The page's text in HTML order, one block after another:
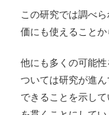
この研究では調べ
価にも使えること
他にも多くの可能
ついては研究が進
できることを示し